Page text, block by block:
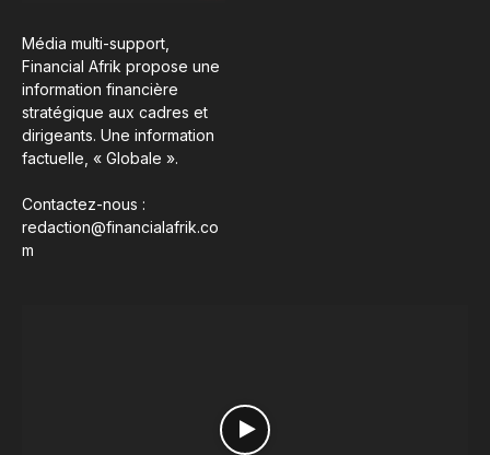
Média multi-support,
Financial Afrik propose une
information financière
stratégique aux cadres et
dirigeants. Une information
factuelle, « Globale ».
Contactez-nous :
redaction@financialafrik.co
m